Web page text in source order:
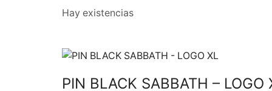
Hay existencias
PIN BLACK SABBATH – LOGO